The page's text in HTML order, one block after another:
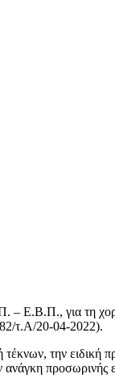
– Ε.Β.Π., για τη
τ.Α/20-04-2022).
την ειδική
ανάγκη προσωρινής